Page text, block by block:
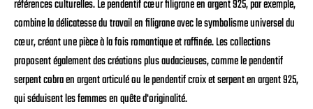
références culturelles. Le pendentif cœur filigrane en argent 925, par exemple,
combine la délicatesse du travail en filigrane avec le symbolisme universel du
cœur, créant une pièce à la fois romantique et raffinée. Les collections
proposent également des créations plus audacieuses, comme le pendentif
serpent cobra en argent articulé ou le pendentif croix et serpent en argent 925,
qui séduisent les femmes en quête d'originalité.